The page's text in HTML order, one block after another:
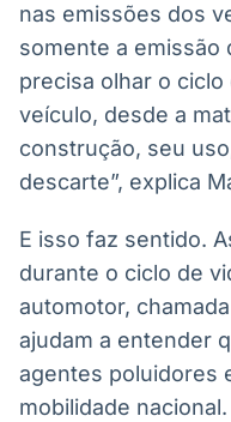
nas emissões dos
somente a emissão
precisa olhar o
veículo, desde a
construção, seu
descarte”, explica
E isso faz sentido.
durante o ciclo de
automotor,
ajudam a entender
agentes poluidores
mobilidade